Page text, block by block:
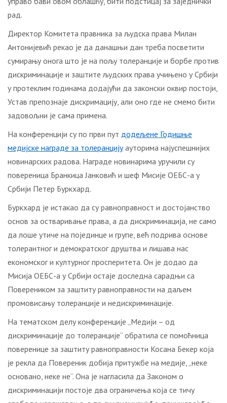
рад.
Директор Комитета правника за људска права Милан
Антонијевић рекао је да данашњи дан треба посветити
сумирању онога што је на пољу толеранције и борбе против
дискриминације и заштите људских права учињено у Србији
у протеклим годинама додајући да законски оквир постоји,
Устав препознаје дискримацију, али оно где не смемо бити
задовољни је сама примена.
На конференцији су по први пут додељене Годишње
медијске награде за толеранцијуауторима најуспешнијих
новинарских радова. Награде новинарима уручили су
повереница Бранкица Јанковић и шеф Мисије ОЕБС-а у
Србији Петер Буркхард.
Буркхард је истакао да су равноправност и достојанство
основ за остваривање права, а да дискриминација, не само
да лоше утиче на појединце и групе, већ подрива основе
толерантног и демократског друштва и лишава нас
економског и културног просперитета. Он је додао да
Мисија ОЕБС-а у Србији остаје доследна сарадњи са
Повереником за заштиту равноправности на даљем
промовисању толеранције и недискриминације.
На тематском делу конференције „Медији – од
дискриминације до толеранције“ обратила се помоћница
поверенице за заштиту равноправности Косана Бекер која
је рекла да Повереник добија притужбе на медије, „неке
основано, неке не“. Она је нагласила да Законом о
дискриминацији постоје два ограничења која се тичу